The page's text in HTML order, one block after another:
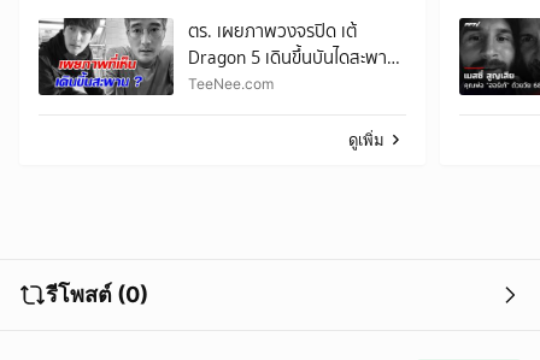
ตร. เผยภาพวงจรปิด เต้
Dragon 5 เดินขึ้นบันไดสะพาน
?
TeeNee.com
ดูเพิ่ม
รีโพสต์ (0)